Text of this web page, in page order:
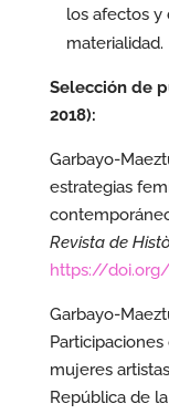
los afectos y
materialidad.
Selección de
2018):
Garbayo-
estrategias
Revista de
https://doi.org/
Garbayo-
mujeres
República de